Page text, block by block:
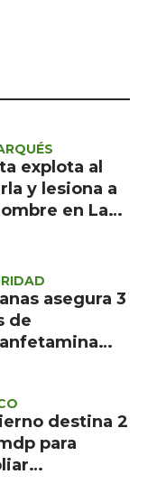
explota al
y lesiona a
en La
asegura 3
de
destina 2
para